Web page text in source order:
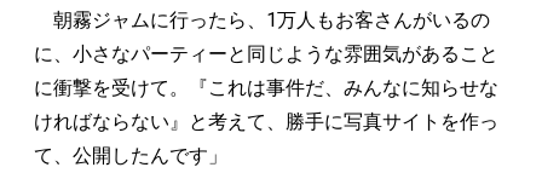
朝霧ジャムに行ったら、1万人もお客さんがいるの
に、小さなパーティーと同じような雰囲気があること
に衝撃を受けて。『これは事件だ、みんなに知らせな
ければならない』と考えて、勝手に写真サイトを作っ
て、公開したんです」